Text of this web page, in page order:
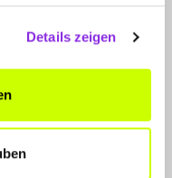
Details zeigen